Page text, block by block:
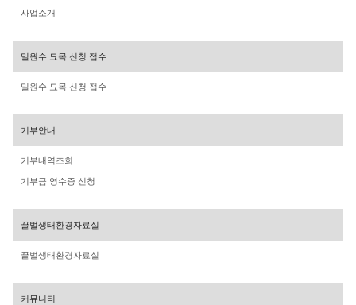
사업소개
밀원수 묘목 신청 접수
밀원수 묘목 신청 접수
기부안내
기부내역조회
기부금 영수증 신청
꿀벌생태환경자료실
꿀벌생태환경자료실
커뮤니티